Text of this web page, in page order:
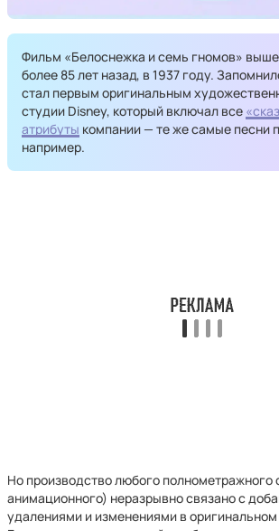
Фильм «Белоснежка и семь гномов»
более 85 лет назад, в 1937 году.
стал первым оригинальным
студии Disney, который включал все
атрибуты компании — те же самые песни
например.
Но производство любого
анимационного) неразрывно связано с
удалениями и изменениями в